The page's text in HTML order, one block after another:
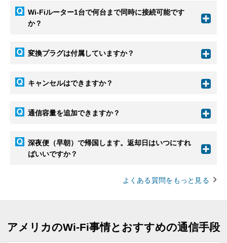
Wi-Fiルーター1台で何台まで同時に接続可能です
か？
変換プラグは付属していますか？
キャンセルはできますか？
通信容量を追加できますか？
深夜便（早朝）で帰国します。返却日はいつにすれ
ばいいですか？
よくある質問をもっと見る
アメリカのWi-Fi事情とおすすめの通信手段